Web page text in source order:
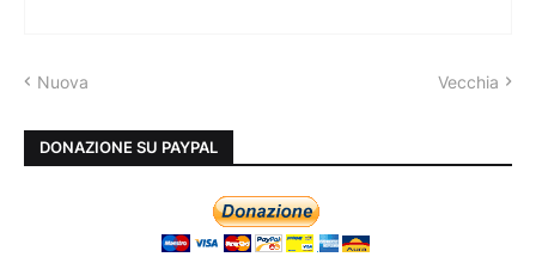
Nuova Vecchia
DONAZIONE SU PAYPAL